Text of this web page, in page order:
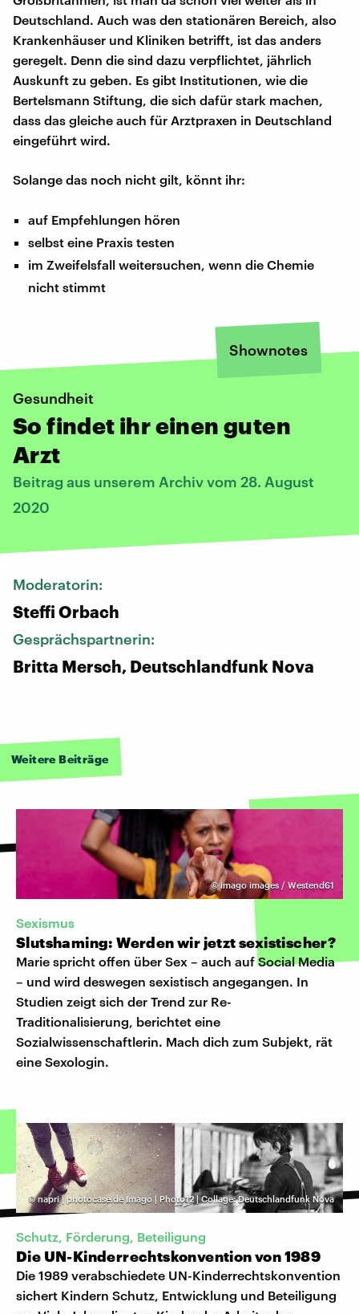
Deutschland. Auch was den stationären Bereich, also
Krankenhäuser und Kliniken betrifft, ist das anders
geregelt. Denn die sind dazu verpflichtet, jährlich
Auskunft zu geben. Es gibt Institutionen, wie die
Bertelsmann Stiftung, die sich dafür stark machen,
dass das gleiche auch für Arztpraxen in Deutschland
eingeführt wird.
Solange das noch nicht gilt, könnt ihr:
auf Empfehlungen hören
selbst eine Praxis testen
im Zweifelsfall weitersuchen, wenn die Chemie
nicht stimmt
Shownotes
Gesundheit
So findet ihr einen guten
Arzt
Beitrag aus unserem Archiv vom 28. August
2020
Moderatorin:
Steffi Orbach
Gesprächspartnerin:
Britta Mersch, Deutschlandfunk Nova
Weitere Beiträge
©imago images / Westend61
Sexismus
Slutshaming: Werden wir jetzt sexistischer?
Marie spricht offen über Sex – auch auf Social Media
– und wird deswegen sexistisch angegangen. In
Studien zeigt sich der Trend zur Re-
Traditionalisierung, berichtet eine
Sozialwissenschaftlerin. Mach dich zum Subjekt, rät
eine Sexologin.
©napri | photocase.de Imago | Photo12 | Collage: Deutschlandfunk Nova
Schutz, Förderung, Beteiligung
Die UN-Kinderrechtskonvention von 1989
Die 1989 verabschiedete UN-Kinderrechtskonvention
sichert Kindern Schutz, Entwicklung und Beteiligung